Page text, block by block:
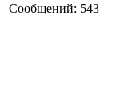
Сообщений: 543